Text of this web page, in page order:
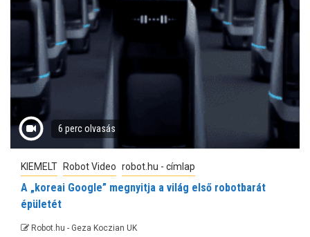
6 perc olvasás
KIEMELT Robot Video robot.hu - címlap
A „koreai Google” megnyitja a világ első robotbarát
épületét
Robot.hu - Geza Koczian UK